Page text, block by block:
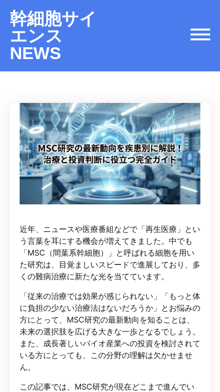
幹細胞サイ
エンス
NEWS
近年、ニュースや医療番組などで「再生医療」とい
う言葉を耳にする機会が増えてきました。中でも
「MSC（間葉系幹細胞）」と呼ばれる細胞を用い
た研究は、目覚ましいスピードで進展しており、多
くの難病治療に新たな光を当てています。
「従来の治療では効果が感じられない」「もっと体
に負担の少ない治療法はないだろうか」とお悩みの
方にとって、MSC研究の最新動向を知ることは、
未来の選択肢を広げる大きな一歩となるでしょう。
また、成長著しいバイオ産業への投資を検討されて
いる方にとっても、この分野の理解は欠かせませ
ん。
この記事では、MSC研究が現在どこまで進んでい